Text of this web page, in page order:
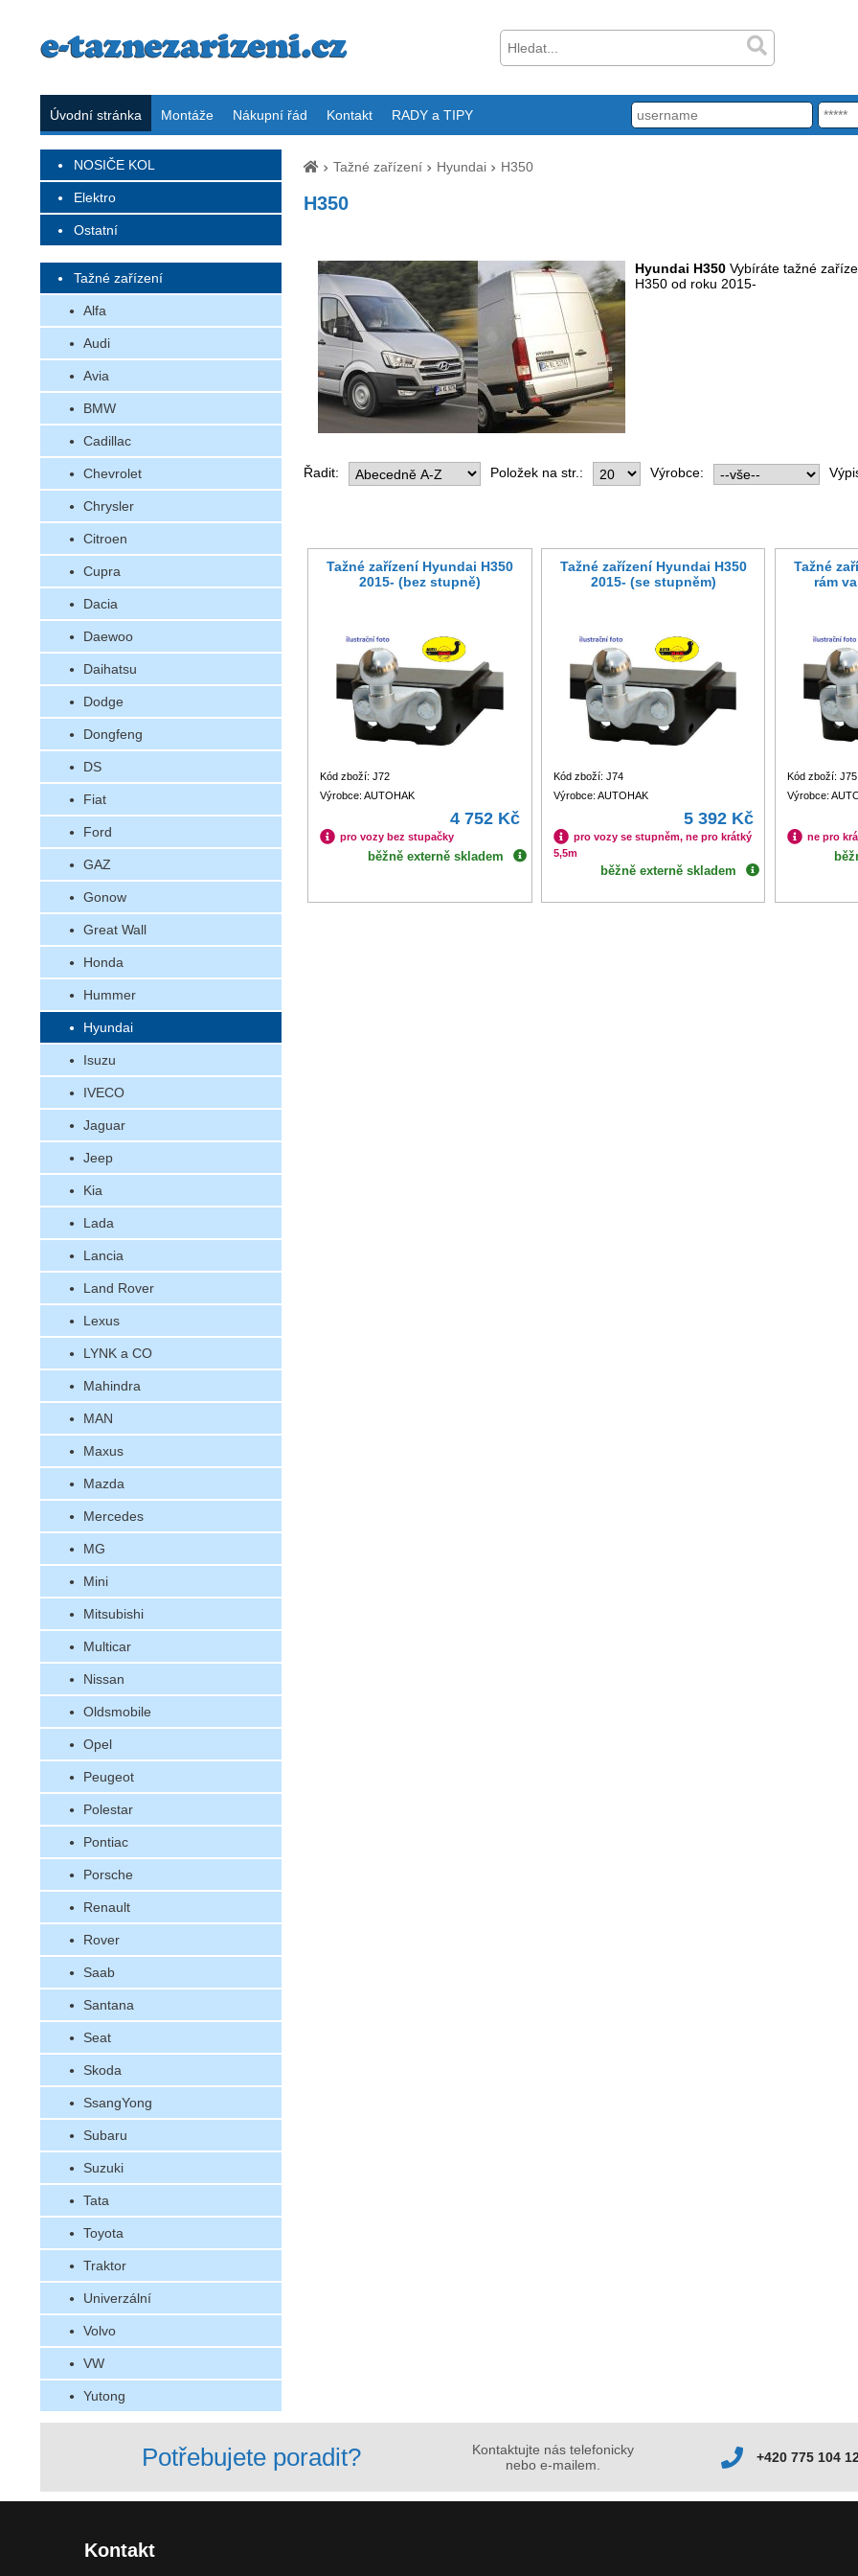
Úvodní stránka Montáže Nákupní řád Kontakt RADY a TIPY
NOSIČE KOL
Elektro
Ostatní
Tažné zařízení
Alfa
Audi
Avia
BMW
Cadillac
Chevrolet
Chrysler
Citroen
Cupra
Dacia
Daewoo
Daihatsu
Dodge
Dongfeng
DS
Fiat
Ford
GAZ
Gonow
Great Wall
Honda
Hummer
Hyundai
Isuzu
IVECO
Jaguar
Jeep
Kia
Lada
Lancia
Land Rover
Lexus
LYNK a CO
Mahindra
MAN
Maxus
Mazda
Mercedes
MG
Mini
Mitsubishi
Multicar
Nissan
Oldsmobile
Opel
Peugeot
Polestar
Pontiac
Porsche
Renault
Rover
Saab
Santana
Seat
Skoda
SsangYong
Subaru
Suzuki
Tata
Toyota
Traktor
Univerzální
Volvo
VW
Yutong
Tažné zařízení Hyundai H350
H350
Hyundai H350Vybíráte tažné
H350 od roku 2015-
Řadit: Položek na str.: Výrobce:
Tažné zařízení Hyundai H350
2015- (bez stupně)
Kód zboží: J72
Výrobce: AUTOHAK
4 752 Kč
pro vozy bez stupačky
běžně externě skladem
Tažné zařízení Hyundai H350
2015- (se stupněm)
Kód zboží: J74
Výrobce: AUTOHAK
5 392 Kč
pro vozy se stupněm, ne pro krátký
5,5m
běžně externě skladem
Tažné
rám
Kód zboží: J75
Výrobce:
ne pro
Potřebujete poradit?
Kontaktujte nás telefonicky
nebo e-mailem.
+420 775 104
Kontakt